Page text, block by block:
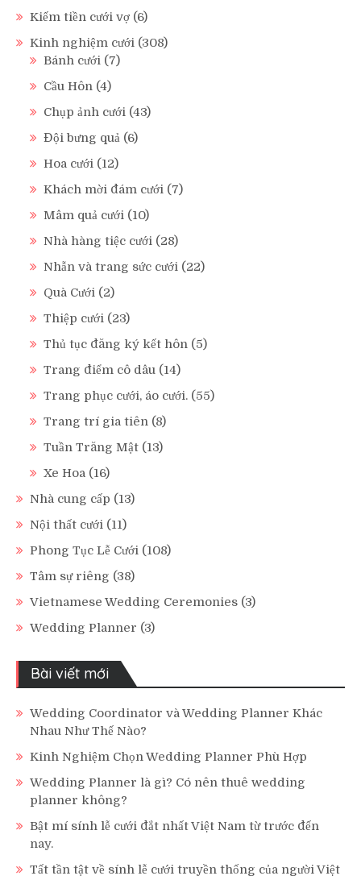
Kiếm tiền cưới vợ (6)
Kinh nghiệm cưới (308)
Bánh cưới (7)
Cầu Hôn (4)
Chụp ảnh cưới (43)
Đội bưng quả (6)
Hoa cưới (12)
Khách mời đám cưới (7)
Mâm quả cưới (10)
Nhà hàng tiệc cưới (28)
Nhẫn và trang sức cưới (22)
Quà Cưới (2)
Thiệp cưới (23)
Thủ tục đăng ký kết hôn (5)
Trang điểm cô dâu (14)
Trang phục cưới, áo cưới. (55)
Trang trí gia tiên (8)
Tuần Trăng Mật (13)
Xe Hoa (16)
Nhà cung cấp (13)
Nội thất cưới (11)
Phong Tục Lễ Cưới (108)
Tâm sự riêng (38)
Vietnamese Wedding Ceremonies (3)
Wedding Planner (3)
Bài viết mới
Wedding Coordinator và Wedding Planner Khác
Nhau Như Thế Nào?
Kinh Nghiệm Chọn Wedding Planner Phù Hợp
Wedding Planner là gì? Có nên thuê wedding
planner không?
Bật mí sính lễ cưới đắt nhất Việt Nam từ trước đến
nay.
Tất tần tật về sính lễ cưới truyền thống của người Việt